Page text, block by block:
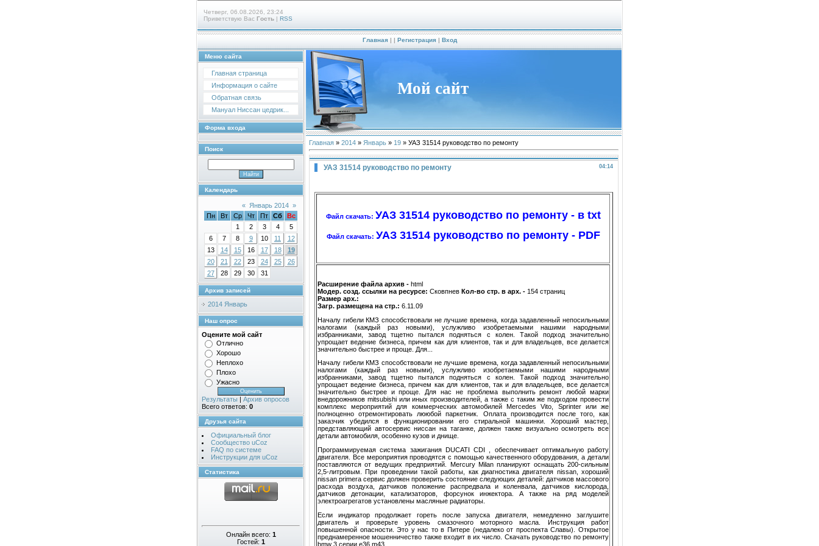
Четверг, 06.08.2026, 23:24
Приветствую Вас Гость | RSS
Главная| | Регистрация| Вход
Меню сайта
Главная страница
Информация о сайте
Обратная связь
Мануал Ниссан цедрик...
Форма входа
Поиск
Календарь
« Январь 2014 »
Пн
Вт Ср Чт Пт Сб
Вс
1
2 3 4
5
6
7 8 9 10 11
12
13
14 15 16 17 18
19
20
21 22 23 24 25
26
27
28 29 30 31
Архив записей
2014 Январь
Наш опрос
Оцените мой сайт
Отлично
Хорошо
Неплохо
Плохо
Ужасно
Результаты | Архив опросов
Всего ответов: 0
Друзья сайта
Официальный блог
Сообщество uCoz
FAQ по системе
Инструкции для uCoz
Статистика
Онлайн всего: 1
Гостей: 1
Мой сайт
Главная » 2014 » Январь » 19 » УАЗ 31514 руководство по ремонту
04:14
УАЗ 31514 руководство по ремонту
Файл скачать: УАЗ 31514 руководство по ремонту - в txt
Файл скачать: УАЗ 31514 руководство по ремонту - PDF
Расширение файла архив - html
Модер. созд. ссылки на ресурсе: Сковпнев Кол-во стр. в арх. - 154 страниц
Размер арх.:
Загр. размещена на стр.: 6.11.09
Началу гибели КМЗ способствовали не лучшие времена, когда задавленный непосильными
налогами (каждый раз новыми), услужливо изобретаемыми нашими народными
избранниками, завод тщетно пытался подняться с колен. Такой подход значительно
упрощает ведение бизнеса, причем как для клиентов, так и для владельцев, все делается
значительно быстрее и проще. Для...
Началу гибели КМЗ способствовали не лучшие времена, когда задавленный непосильными
налогами (каждый раз новыми), услужливо изобретаемыми нашими народными
избранниками, завод тщетно пытался подняться с колен. Такой подход значительно
упрощает ведение бизнеса, причем как для клиентов, так и для владельцев, все делается
значительно быстрее и проще. Для нас не проблема выполнить ремонт любой марки
внедорожников mitsubishi или иных производителей, а также с таким же подходом провести
комплекс мероприятий для коммерческих автомобилей Mercedes Vito, Sprinter или же
полноценно отремонтировать лююбой паркетник. Оплата производится после того, как
заказчик убедился в функционировании его стиральной машинки. Хороший мастер,
представляющий автосервис ниссан на таганке, должен также визуально осмотреть все
детали автомобиля, особенно кузов и днище.
Программируемая система зажигания DUCATI CDI , обеспечивает оптимальную работу
двигателя. Все мероприятия проводятся с помощью качественного оборудования, а детали
поставляются от ведущих предприятий. Mercury Milan планируют оснащать 200-сильным
2,5-литровым. При проведении такой работы, как диагностика двигателя nissan, хороший
nissan primera сервис должен проверить состояние следующих деталей: датчиков массового
расхода воздуха, датчиков положение распредвала и коленвала, датчиков кислорода,
датчиков детонации, катализаторов, форсунок инжектора. А также на ряд моделей
электроагрегатов установлены масляные радиаторы.
Если индикатор продолжает гореть после запуска двигателя, немедленно заглушите
двигатель и проверьте уровень смазочного моторного масла. Инструкция работ
повышенной опасности. Это у нас то в Питере (недалеко от проспекта Славы). Открытое
преднамеренное мошенничество также входит в их число. Скачать руководство по ремонту
bmw 3 серии e36 m43.